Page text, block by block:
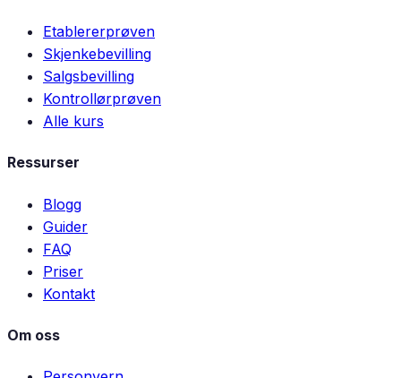
Etablererprøven
Skjenkebevilling
Salgsbevilling
Kontrollørprøven
Alle kurs
Ressurser
Blogg
Guider
FAQ
Priser
Kontakt
Om oss